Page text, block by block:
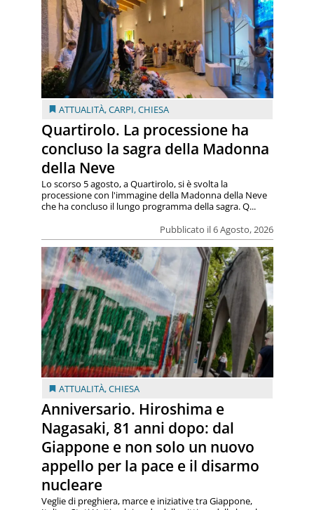
ATTUALITÀ,CARPI,CHIESA
Quartirolo. La processione ha
concluso la sagra della Madonna
della Neve
Pubblicato il 6 Agosto, 2026
Lo scorso 5 agosto, a Quartirolo, si è svolta la
processione con l'immagine della Madonna della Neve
che ha concluso il lungo programma della sagra. Q...
ATTUALITÀ,CHIESA
Anniversario. Hiroshima e
Nagasaki, 81 anni dopo: dal
Giappone e non solo un nuovo
appello per la pace e il disarmo
nucleare
Veglie di preghiera, marce e iniziative tra Giappone,